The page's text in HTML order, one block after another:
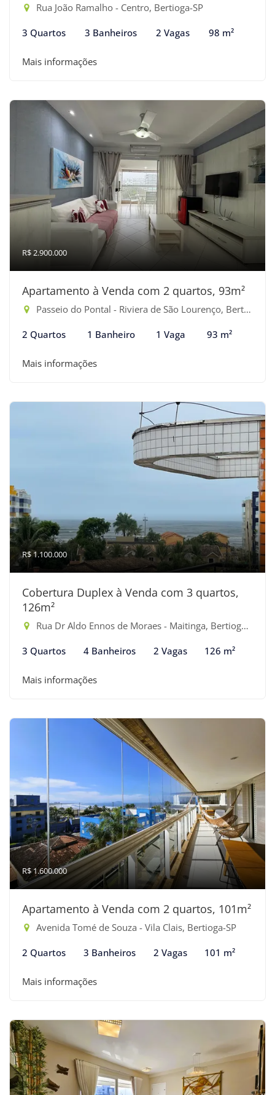
Rua João Ramalho - Centro, Bertioga-SP
3 Quartos 3 Banheiros 2 Vagas 98 m²
Mais informações
R$ 2.900.000
Apartamento à Venda com 2 quartos, 93m²
Passeio do Pontal - Riviera de São Lourenço, Bertioga-SP
2 Quartos 1 Banheiro 1 Vaga 93 m²
Mais informações
R$ 1.100.000
Cobertura Duplex à Venda com 3 quartos,
126m²
Rua Dr Aldo Ennos de Moraes - Maitinga, Bertioga-SP
3 Quartos 4 Banheiros 2 Vagas 126 m²
Mais informações
R$ 1.600.000
Apartamento à Venda com 2 quartos, 101m²
Avenida Tomé de Souza - Vila Clais, Bertioga-SP
2 Quartos 3 Banheiros 2 Vagas 101 m²
Mais informações